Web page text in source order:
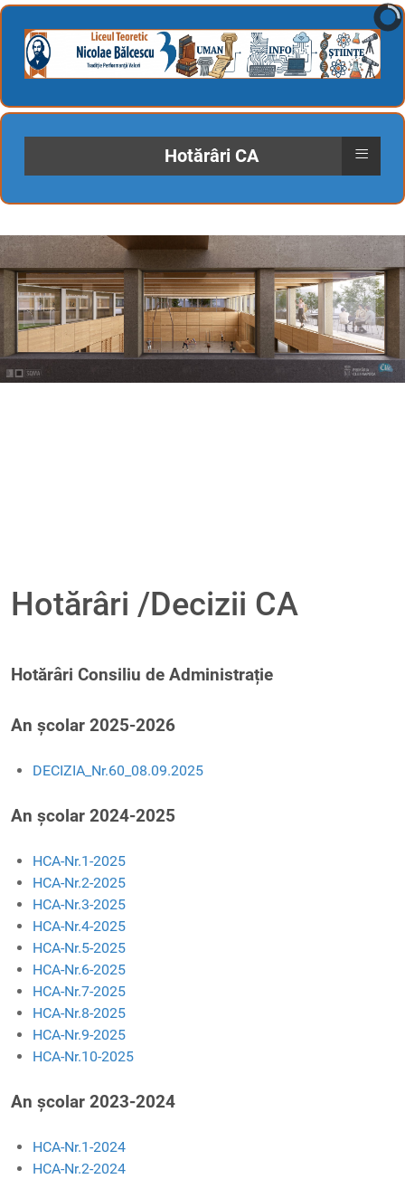
Hotărâri CA ≡
Hotărâri /Decizii CA
Hotărâri Consiliu de Administrație
An școlar 2025-2026
DECIZIA_Nr.60_08.09.2025
An școlar 2024-2025
HCA-Nr.1-2025
HCA-Nr.2-2025
HCA-Nr.3-2025
HCA-Nr.4-2025
HCA-Nr.5-2025
HCA-Nr.6-2025
HCA-Nr.7-2025
HCA-Nr.8-2025
HCA-Nr.9-2025
HCA-Nr.10-2025
An școlar 2023-2024
HCA-Nr.1-2024
HCA-Nr.2-2024